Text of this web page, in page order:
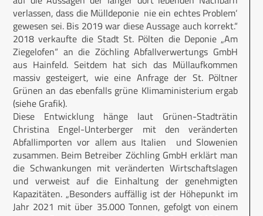
verlassen, dass die Mülldeponie ‚nie ein echtes Problem‘
gewesen sei. Bis 2019 war diese Aussage auch korrekt.“
2018 verkaufte die Stadt St. Pölten die Deponie „Am
Ziegelofen“ an die Zöchling Abfallverwertungs GmbH
aus Hainfeld. Seitdem hat sich das Müllaufkommen
massiv gesteigert, wie eine Anfrage der St. Pöltner
Grünen an das ebenfalls grüne Klimaministerium ergab
(siehe Grafik).
Diese Entwicklung hänge laut Grünen-Stadträtin
Christina Engel-Unterberger mit den veränderten
Abfallimporten vor allem aus Italien und Slowenien
zusammen. Beim Betreiber Zöchling GmbH erklärt man
die Schwankungen mit veränderten Wirtschaftslagen
und verweist auf die Einhaltung der genehmigten
Kapazitäten. „Besonders auffällig ist der Höhepunkt im
Jahr 2021 mit über 35.000 Tonnen, gefolgt von einem